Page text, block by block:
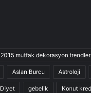
2015 mutfak dekorasyon trendleri
Aslan Burcu Astroloji
Diyet gebelik Konut